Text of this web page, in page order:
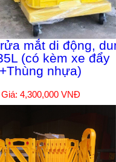
mắt di động,
(có kèm xe đẩy
+Thùng nhựa)
Giá: 4,300,000 VNĐ